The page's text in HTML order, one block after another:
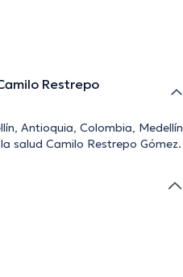
Restrepo
Antioquia, Colombia, Medellín
salud Camilo Restrepo Gómez.